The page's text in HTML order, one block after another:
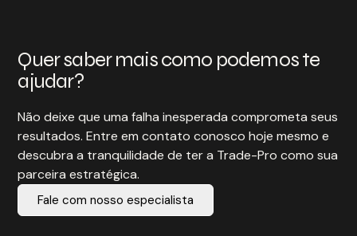
Quer saber mais como podemos te
ajudar?
Não deixe que uma falha inesperada comprometa seus
resultados. Entre em contato conosco hoje mesmo e
descubra a tranquilidade de ter a Trade-Pro como sua
parceira estratégica.
Fale com nosso especialista